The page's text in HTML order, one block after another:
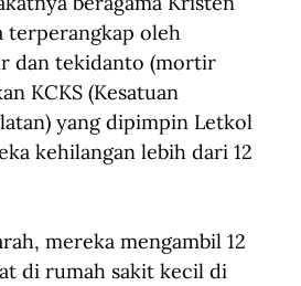
terperangkap oleh
dan tekidanto (mortir
KCKS (Kesatuan
yang dipimpin Letkol
kehilangan lebih dari 12
mereka mengambil 12
di rumah sakit kecil di